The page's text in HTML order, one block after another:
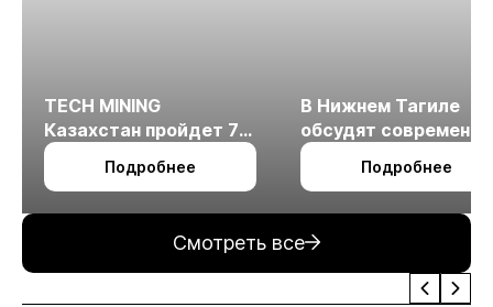
TECH MINING
Казахстан пройдет 7
октября в Алматы
Подробнее
В Нижнем Тагиле
обсудят
технологии
измельчения
Подробнее
Смотреть все